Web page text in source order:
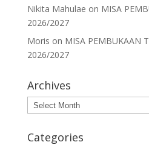
Nikita Mahulae on MISA
2026/2027
Moris on MISA PEMBUKAAN
2026/2027
Archives
Archives
Categories